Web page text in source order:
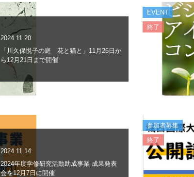
2024.11.20
「川久保悦子の庭 花と猫と」11月26日か
ら12月21日まで開催
EVENT
終了
2024.11.14
2024年度学修研究活動助成事業 成果発表
会を12月7日に開催
参加者募集
終了